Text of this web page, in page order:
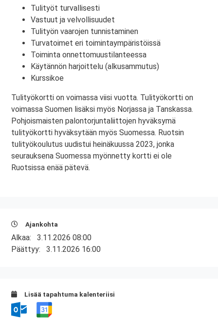
Tulityöt turvallisesti
Vastuut ja velvollisuudet
Tulityön vaarojen tunnistaminen
Turvatoimet eri toimintaympäristöissä
Toiminta onnettomuustilanteessa
Käytännön harjoittelu (alkusammutus)
Kurssikoe
Tulityökortti on voimassa viisi vuotta. Tulityökortti on
voimassa Suomen lisäksi myös Norjassa ja Tanskassa.
Pohjoismaisten palontorjuntaliittojen hyväksymä
tulityökortti hyväksytään myös Suomessa. Ruotsin
tulityökoulutus uudistui heinäkuussa 2023, jonka
seurauksena Suomessa myönnetty kortti ei ole
Ruotsissa enää pätevä.
Ajankohta
Alkaa: 3.11.2026 08:00
Päättyy: 3.11.2026 16:00
Lisää tapahtuma kalenteriisi